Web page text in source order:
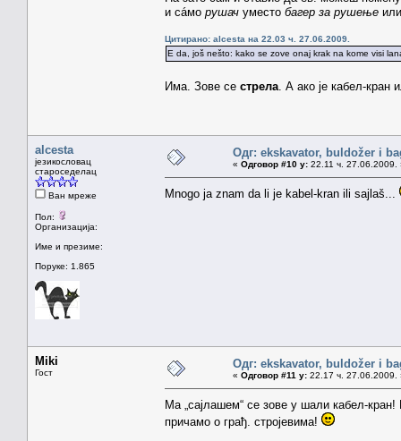
и сáмо рушач уместо багер за рушење
Цитирано: alcesta на 22.03 ч. 27.06.2009.
E da, još nešto: kako se zove onaj krak na kome visi
Има. Зове се стрела . А ако је кабел-
alcesta
језикословац
староседелац
Ван мреже
Пол:
Организација:
Име и презиме:
Поруке: 1.865
Одг: ekskavator, buldožer i
« Одговор #10 у: 22.11 ч. 27.06.2009.
Mnogo ja znam da li je kabel-kran ili sajlaš...
Miki
Гост
Одг: ekskavator, buldožer i
« Одговор #11 у: 22.17 ч. 27.06.2009.
Ма „сајлашем“ се зове у шали кабел-
причамо о грађ. стројевима!